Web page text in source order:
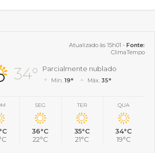
Atualizado às 15h01 - Fonte:
ClimaTempo
34° Parcialmente nublado
Mín.19° Máx. 35°
SEG
36°C
22°C
TER
35°C
21°C
QUA
34°C
19°C